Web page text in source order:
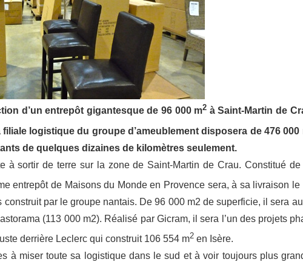
d’un entrepôt gigantesque de 96 000 m2 à Saint-Martin de
logistique du groupe d’ameublement disposera de 476 000
de quelques dizaines de kilomètres seulement.
à sortir de terre sur la zone de Saint-Martin de Crau. Constitué de
entrepôt de Maisons du Monde en Provence sera, à sa livraison le
par le groupe nantais. De 96 000 m2 de superficie, il sera
(113 000 m2). Réalisé par Gicram, il sera l’un des projets
derrière Leclerc qui construit 106 554 m2 en Isère.
à miser toute sa logistique dans le sud et à voir toujours plus